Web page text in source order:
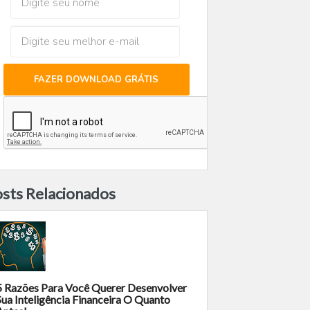
FAZER DOWNLOAD GRÁTIS
Relacionados
Razões Para Você Querer Desenvolver
Inteligência Financeira O Quanto